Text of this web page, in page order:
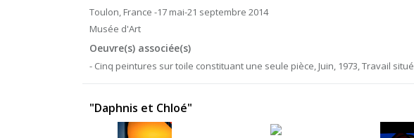
Toulon, France -17 mai-21 septembre 2014
Musée d'Art
Oeuvre(s) associée(s)
- Cinq peintures sur toile constituant une seule pièce, Juin, 1973, Travail situé
"Daphnis et Chloé"